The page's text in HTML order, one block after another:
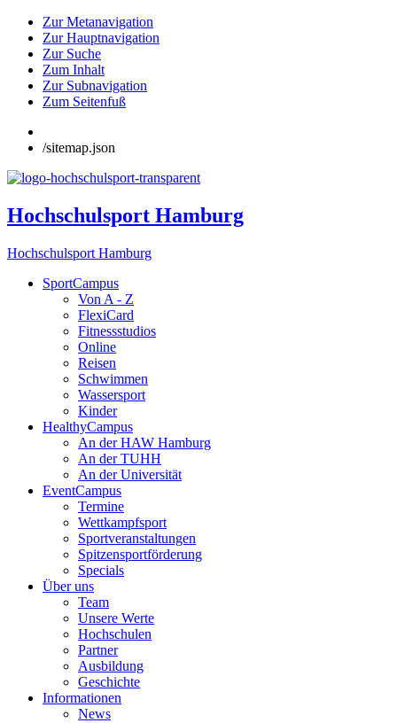
Zur Metanavigation
Zur Hauptnavigation
Zur Suche
Zum Inhalt
Zur Subnavigation
Zum Seitenfuß
/sitemap.json
Hochschulsport Hamburg
Hochschulsport Hamburg
SportCampus
Von A - Z
FlexiCard
Fitnessstudios
Online
Reisen
Schwimmen
Wassersport
Kinder
HealthyCampus
An der HAW Hamburg
An der TUHH
An der Universität
EventCampus
Termine
Wettkampfsport
Sportveranstaltungen
Spitzensportförderung
Specials
Über uns
Team
Unsere Werte
Hochschulen
Partner
Ausbildung
Geschichte
Informationen
News